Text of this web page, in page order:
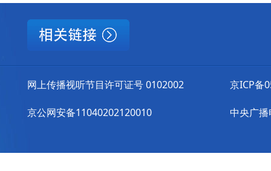
网上传播视听节目许可证号 0102002
京公网安备11040202120010
京ICP备
中央广